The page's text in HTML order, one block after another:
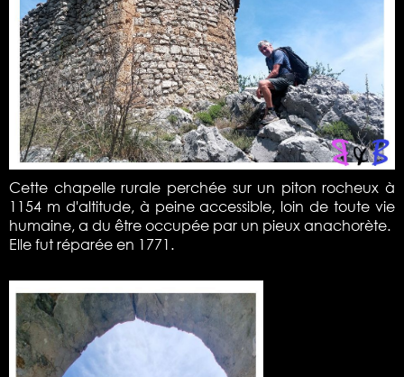
Cette chapelle rurale perchée sur un piton rocheux à
1154 m d'altitude, à peine accessible, loin de toute vie
humaine, a du être occupée par un pieux anachorète.
Elle fut réparée en 1771.